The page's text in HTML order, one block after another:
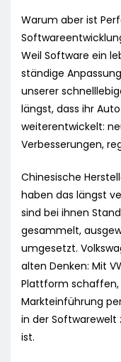
Warum aber ist
Weil Software ein
ständige
unserer
längst, dass ihr
weiterentwickelt:
Verbesserungen,
Chinesische
haben das längst
sind bei ihnen
gesammelt,
umgesetzt.
alten Denken: Mit
Plattform schaffen,
Markteinführung
in der
ist.